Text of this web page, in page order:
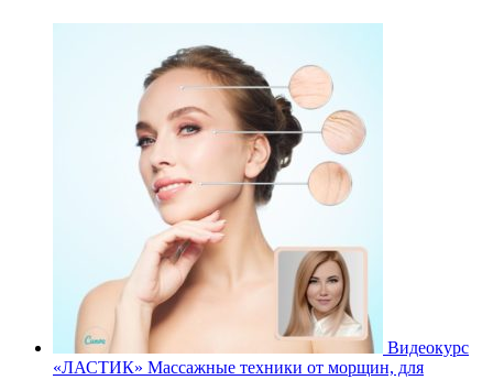
Видеокурс
«ЛАСТИК» Массажные техники от морщин, для